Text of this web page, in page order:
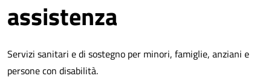
assistenza
Servizi sanitari e di sostegno per minori, famiglie, anziani e
persone con disabilità.